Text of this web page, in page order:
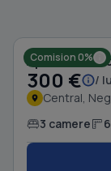
Comision 0%
Apartament
300 € /
Central,
3 camere